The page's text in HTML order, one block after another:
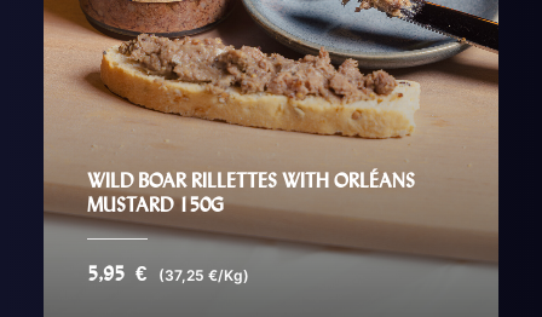
WILD BOAR RILLETTES WITH ORLÉANS
MUSTARD 150G
5,95 € (37,25 €/Kg)